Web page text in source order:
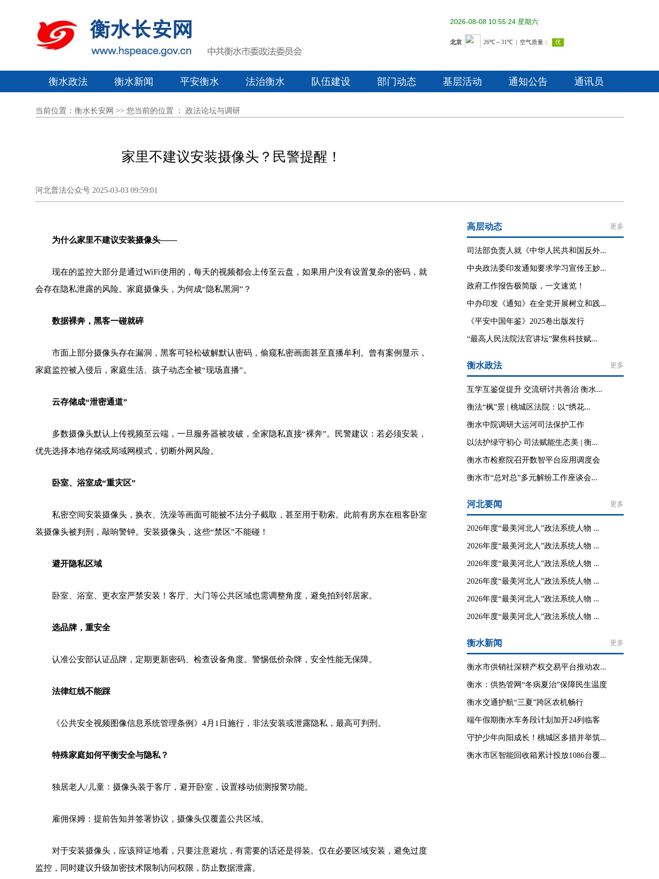
2026-08-08 10:55:24 星期六
衡水政法 衡水新闻 平安衡水 法治衡水 队伍建设 部门动态 基层活动 通知公告 通讯员
当前位置： 衡水长安网 >> 您当前的位置 ： 政法论坛与调研
家里不建议安装摄像头？民警提醒！
河北普法公众号 2025-03-03 09:59:01
为什么家里不建议安装摄像头——
现在的监控大部分是通过WiFi使用的，每天的视频都会上传至云盘，如果用户没有设置复杂的密码，就
会存在隐私泄露的风险。家庭摄像头，为何成“隐私黑洞”？
数据裸奔，黑客一碰就碎
市面上部分摄像头存在漏洞，黑客可轻松破解默认密码，偷窥私密画面甚至直播牟利。曾有案例显示，
家庭监控被入侵后，家庭生活、孩子动态全被“现场直播”。
云存储成“泄密通道”
多数摄像头默认上传视频至云端，一旦服务器被攻破，全家隐私直接“裸奔”。民警建议：若必须安装，
优先选择本地存储或局域网模式，切断外网风险。
卧室、浴室成“重灾区”
私密空间安装摄像头，换衣、洗澡等画面可能被不法分子截取，甚至用于勒索。此前有房东在租客卧室
装摄像头被判刑，敲响警钟。安装摄像头，这些“禁区”不能碰！
避开隐私区域
卧室、浴室、更衣室严禁安装！客厅、大门等公共区域也需调整角度，避免拍到邻居家。
选品牌，重安全
认准公安部认证品牌，定期更新密码、检查设备角度。警惕低价杂牌，安全性能无保障。
法律红线不能踩
《公共安全视频图像信息系统管理条例》4月1日施行，非法安装或泄露隐私，最高可判刑。
特殊家庭如何平衡安全与隐私？
独居老人/儿童：摄像头装于客厅，避开卧室，设置移动侦测报警功能。
雇佣保姆：提前告知并签署协议，摄像头仅覆盖公共区域。
对于安装摄像头，应该辩证地看，只要注意避坑，有需要的话还是得装。仅在必要区域安装，避免过度
监控，同时建议升级加密技术限制访问权限，防止数据泄露。
高层动态 更多
司法部负责人就《中华人民共和国反外...
中央政法委印发通知要求学习宣传王妙...
政府工作报告极简版，一文速览！
中办印发《通知》在全党开展树立和践...
《平安中国年鉴》2025卷出版发行
“最高人民法院法官讲坛”聚焦科技赋...
衡水政法 更多
互学互鉴促提升 交流研讨共善治 衡水...
衡法“枫”景 | 桃城区法院：以“绣花...
衡水中院调研大运河司法保护工作
以法护绿守初心 司法赋能生态美 | 衡...
衡水市检察院召开数智平台应用调度会
衡水市“总对总”多元解纷工作座谈会...
河北要闻 更多
2026年度“最美河北人”政法系统人物 ...
2026年度“最美河北人”政法系统人物 ...
2026年度“最美河北人”政法系统人物 ...
2026年度“最美河北人”政法系统人物 ...
2026年度“最美河北人”政法系统人物 ...
2026年度“最美河北人”政法系统人物 ...
衡水新闻 更多
衡水市供销社深耕产权交易平台推动农...
衡水：供热管网“冬病夏治”保障民生温度
衡水交通护航“三夏”跨区农机畅行
端午假期衡水车务段计划加开24列临客
守护少年向阳成长！桃城区多措并举筑...
衡水市区智能回收箱累计投放1086台覆...